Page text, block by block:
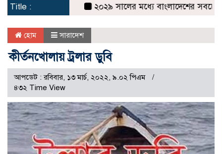
Title :
২০২৯ সালের মধ্যে বাংলাদেশের সবচেয়ে
হোম সারাদেশ
কীর্তনখোলায় ট্রলার ডুবি
আপডেট : রবিবার, ১৩ মার্চ, ২০২২, ৯.০২ পিএম
৪৩২ Time View